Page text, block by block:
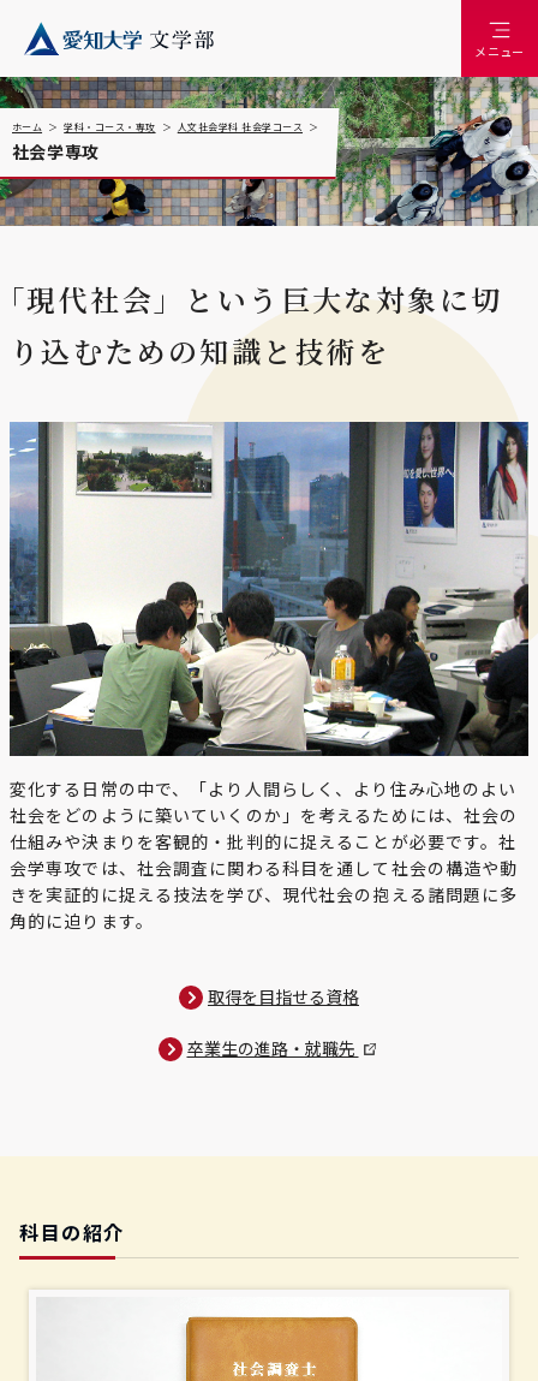
メニュー
ホーム 学科・コース・専攻 人文社会学科 社会学コース
社会学専攻
｢現代社会」という 巨大な対象に切
り込むための知識と技術を
変化する日常の中で、「より人間らしく、より住み心地のよい
社会をどのように築いていくのか」を考えるためには、社会の
仕組みや決まりを客観的・批判的に捉えることが必要です。社
会学専攻では、社会調査に関わる科目を通して社会の構造や動
きを実証的に捉える技法を学び、現代社会の抱える諸問題に多
角的に迫ります。
取得を目指せる資格
卒業生の進路・就職先
科目の紹介